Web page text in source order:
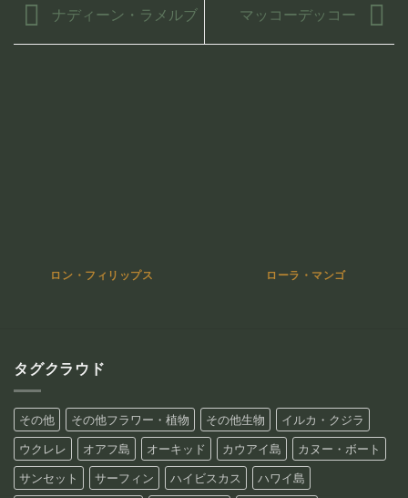
ナディーン・ラメルブ マッコーデッコー
ロン・フィリップス ローラ・マンゴ
タグクラウド
その他 その他フラワー・植物 その他生物
イルカ・クジラ
ウクレレ
オアフ島 オーキッド カウアイ島
カヌー・ボート
サンセット
サーフィン ハイビスカス
ハワイ島